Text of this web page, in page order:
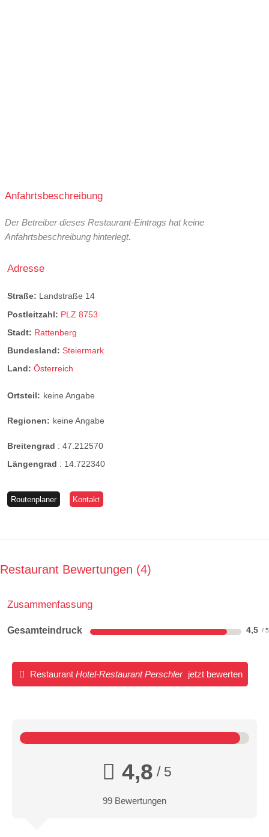
Anfahrtsbeschreibung
Der Betreiber dieses Restaurant-Eintrags hat keine
Anfahrtsbeschreibung hinterlegt.
Adresse
Straße: Landstraße 14
Postleitzahl: PLZ 8753
Stadt: Rattenberg
Bundesland: Steiermark
Land: Österreich
Ortsteil: keine Angabe
Regionen: keine Angabe
Breitengrad : 47.212570
Längengrad : 14.722340
Routenplaner Kontakt
Restaurant Bewertungen 4
Zusammenfassung
Gesamteindruck 4,5
Restaurant Hotel-Restaurant Perschler jetzt bewerten
4,8 / 5
99 Bewertungen